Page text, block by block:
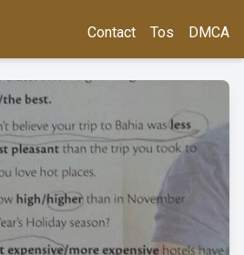
Contact Tos DMCA